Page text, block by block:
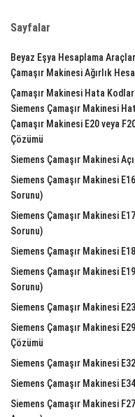
Sayfalar
Beyaz Eşya Hesaplama
Çamaşır Makinesi Ağırlık
Çamaşır Makinesi Hata
Siemens Çamaşır Makinesi
Çamaşır Makinesi E20 veya
Çözümü
Siemens Çamaşır Makinesi
Siemens Çamaşır Makinesi
Sorunu)
Siemens Çamaşır Makinesi
Sorunu)
Siemens Çamaşır Makinesi
Siemens Çamaşır Makinesi
Sorunu)
Siemens Çamaşır Makinesi
Siemens Çamaşır Makinesi
Çözümü
Siemens Çamaşır Makinesi
Siemens Çamaşır Makinesi
Siemens Çamaşır Makinesi